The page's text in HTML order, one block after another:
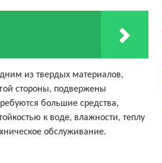
из твердых материалов,
стороны, подвержены
большие средства,
к воде, влажности, теплу
обслуживание.